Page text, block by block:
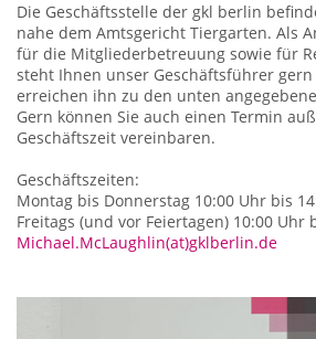
Die Geschäftsstelle der gkl berlin
nahe dem Amtsgericht Tiergarten. Als
für die Mitgliederbetreuung sowie für
steht Ihnen unser Geschäftsführer gern
erreichen ihn zu den unten
Gern können Sie auch einen Termin
Geschäftszeit vereinbaren.
Geschäftszeiten:
Montag bis Donnerstag 10:00 Uhr bis
Freitags (und vor Feiertagen) 10:00 Uhr
Michael.McLaughlin(at)gklberlin.de